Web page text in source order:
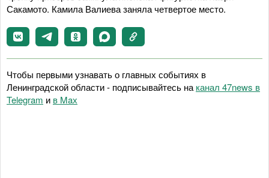
Сакамото. Камила Валиева заняла четвертое место.
Чтобы первыми узнавать о главных событиях в
Ленинградской области - подписывайтесь на канал 47news в
Telegram и в Maх